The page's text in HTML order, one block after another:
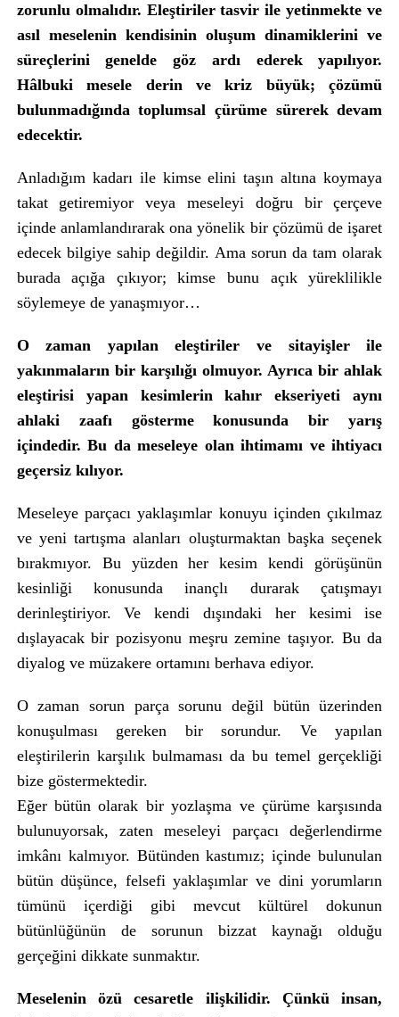
zorunlu olmalıdır. Eleştiriler tasvir ile yetinmekte ve
asıl meselenin kendisinin oluşum dinamiklerini ve
süreçlerini genelde göz ardı ederek yapılıyor.
Hâlbuki mesele derin ve kriz büyük; çözümü
bulunmadığında toplumsal çürüme sürerek devam
edecektir.
Anladığım kadarı ile kimse elini taşın altına koymaya
takat getiremiyor veya meseleyi doğru bir çerçeve
içinde anlamlandırarak ona yönelik bir çözümü de işaret
edecek bilgiye sahip değildir. Ama sorun da tam olarak
burada açığa çıkıyor; kimse bunu açık yüreklilikle
söylemeye de yanaşmıyor…
O zaman yapılan eleştiriler ve sitayişler ile
yakınmaların bir karşılığı olmuyor. Ayrıca bir ahlak
eleştirisi yapan kesimlerin kahır ekseriyeti aynı
ahlaki zaafı gösterme konusunda bir yarış
içindedir. Bu da meseleye olan ihtimamı ve ihtiyacı
geçersiz kılıyor.
Meseleye parçacı yaklaşımlar konuyu içinden çıkılmaz
ve yeni tartışma alanları oluşturmaktan başka seçenek
bırakmıyor. Bu yüzden her kesim kendi görüşünün
kesinliği konusunda inançlı durarak çatışmayı
derinleştiriyor. Ve kendi dışındaki her kesimi ise
dışlayacak bir pozisyonu meşru zemine taşıyor. Bu da
diyalog ve müzakere ortamını berhava ediyor.
O zaman sorun parça sorunu değil bütün üzerinden
konuşulması gereken bir sorundur. Ve yapılan
eleştirilerin karşılık bulmaması da bu temel gerçekliği
bize göstermektedir.
Eğer bütün olarak bir yozlaşma ve çürüme karşısında
bulunuyorsak, zaten meseleyi parçacı değerlendirme
imkânı kalmıyor. Bütünden kastımız; içinde bulunulan
bütün düşünce, felsefi yaklaşımlar ve dini yorumların
tümünü içerdiği gibi mevcut kültürel dokunun
bütünlüğünün de sorunun bizzat kaynağı olduğu
gerçeğini dikkate sunmaktır.
Meselenin özü cesaretle ilişkilidir. Çünkü insan,